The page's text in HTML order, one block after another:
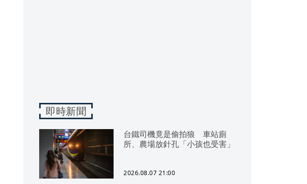
即時新聞
台鐵司機竟是偷拍狼 車站廁
所、農場放針孔「小孩也受害」
2026.08.07 21:00